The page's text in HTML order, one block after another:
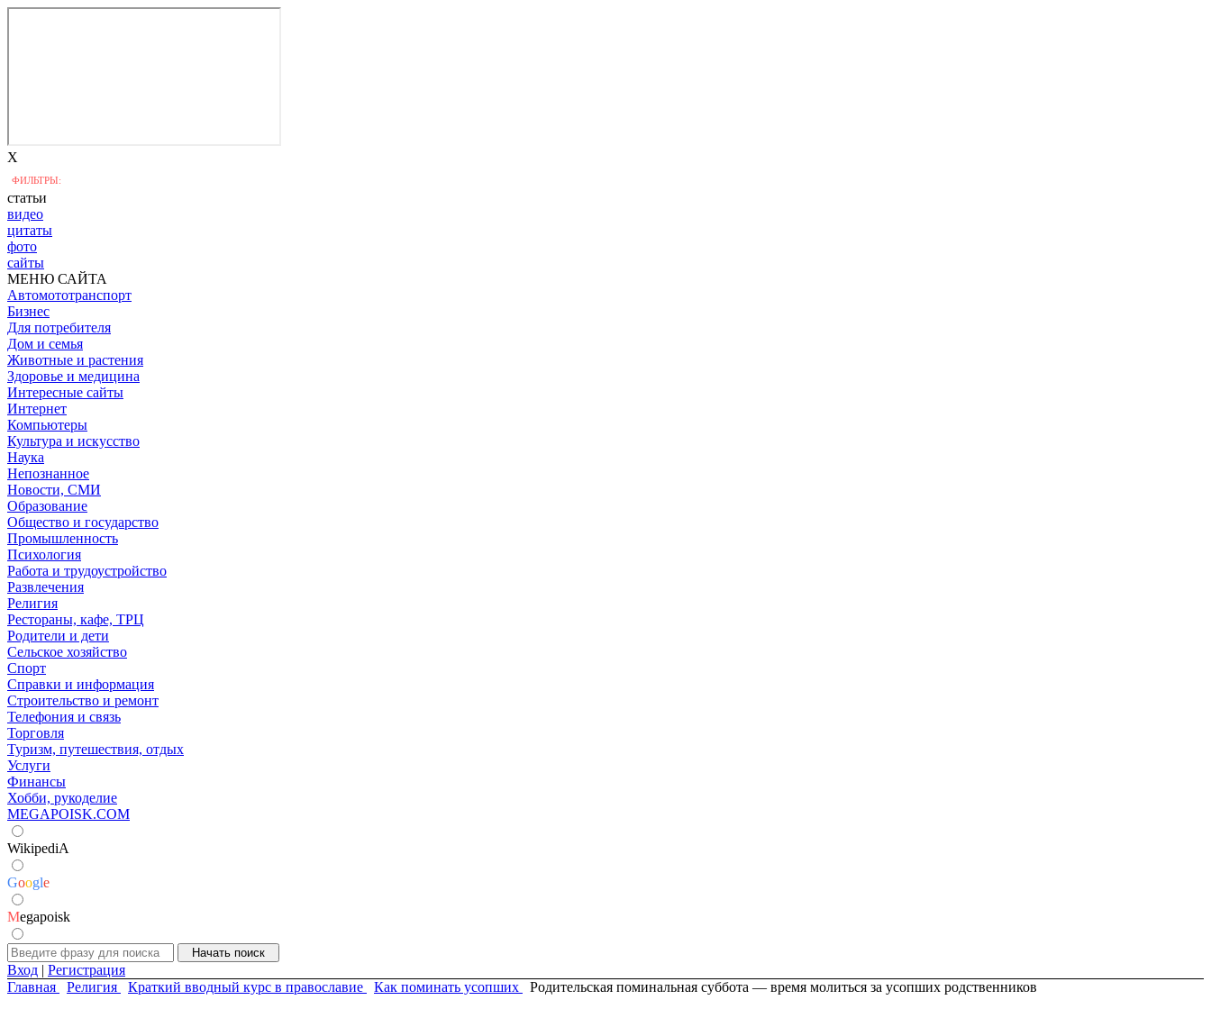
X
ФИЛЬТРЫ:
статьи
видео
цитаты
фото
сайты
МЕНЮ САЙТА
Автомототранспорт
Бизнес
Для потребителя
Дом и семья
Животные и растения
Здоровье и медицина
Интересные сайты
Интернет
Компьютеры
Культура и искусство
Наука
Непознанное
Новости, СМИ
Образование
Общество и государство
Промышленность
Психология
Работа и трудоустройство
Развлечения
Религия
Рестораны, кафе, ТРЦ
Родители и дети
Сельское хозяйство
Спорт
Справки и информация
Строительство и ремонт
Телефония и связь
Торговля
Туризм, путешествия, отдых
Услуги
Финансы
Хобби, рукоделие
MEGAPOISK.COM
WikipediA
Google
Megapoisk
Вход | Регистрация
Главная
Религия Краткий вводный курс в православие Как поминать усопших
Родительская поминальная суббота — время молиться за усопших родственников